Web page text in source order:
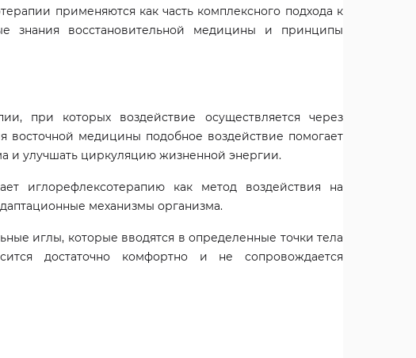
применяются как часть комплексного подхода к
знания восстановительной медицины и принципы
при которых воздействие осуществляется через
восточной медицины подобное воздействие помогает
и улучшать циркуляцию жизненной энергии.
иглорефлексотерапию как метод воздействия на
механизмы организма.
иглы, которые вводятся в определенные точки тела
достаточно комфортно и не сопровождается